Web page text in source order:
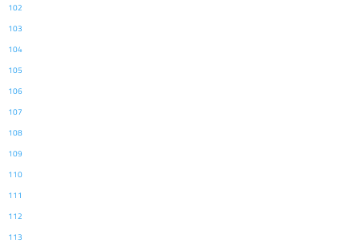
102
103
104
105
106
107
108
109
110
111
112
113